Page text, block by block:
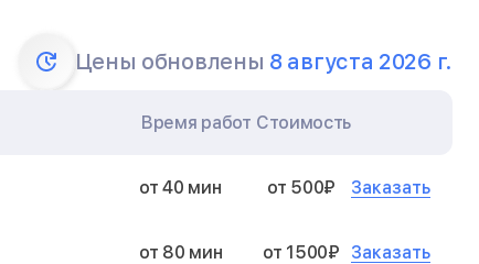
Цены обновлены 8 августа 2026 г.
Время работ Стоимость
от 40 мин от 500₽ Заказать
от 80 мин от 1500₽ Заказать